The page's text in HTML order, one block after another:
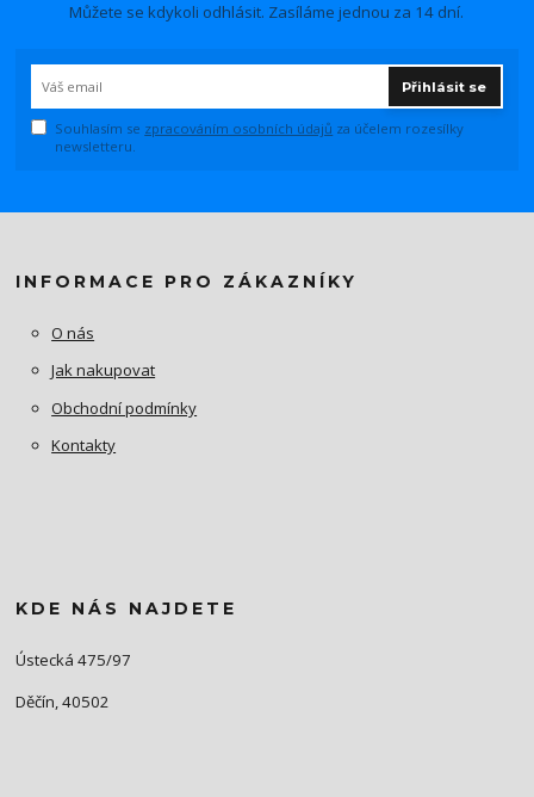
Můžete se kdykoli odhlásit. Zasíláme jednou za 14 dní.
Přihlásit se
Souhlasím se zpracováním osobních údajů za účelem rozesílky
newsletteru.
INFORMACE PRO ZÁKAZNÍKY
O nás
Jak nakupovat
Obchodní podmínky
Kontakty
KDE NÁS NAJDETE
Ústecká 475/97
Děčín, 40502